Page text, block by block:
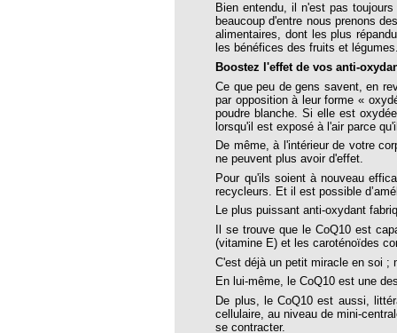
Bien entendu, il n'est pas
beaucoup d'entre nous prenons
alimentaires, dont les plus
les bénéfices des fruits et
Boostez l'effet de vos anti-
Ce que peu de gens savent, en
par opposition à leur forme «
poudre blanche. Si elle est
lorsqu'il est exposé à l'air parce
De même, à l'intérieur de votre
ne peuvent plus avoir d'effet.
Pour qu'ils soient à nouveau
recycleurs. Et il est possible
Le plus puissant anti-oxydant
Il se trouve que le CoQ10 est
(vitamine E) et les caroténoïdes
C'est déjà un petit miracle en soi ;
En lui-même, le CoQ10 est une
De plus, le CoQ10 est aussi,
cellulaire, au niveau de mini-
se contracter.